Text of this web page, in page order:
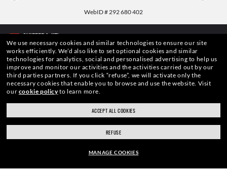
WebID #292 680 402
AVVERTENZE E INFORMAZIONI DI SICUREZZA SUI PRODOTTI
INFORMATIVA SULLA PROTEZIONE DEI DATI PERSONALI
We use necessary cookies and similar technologies to ensure our site
works efficiently. We’d also like to set optional cookies and similar
technologies for analytics, social and personalised advertising to help us
improve and monitor our activities and the activities carried out by our
third parties partners. If you click “refuse”, we will activate only the
necessary cookies that enable you to browse and use the website. Visit
our cookie policyto learn more.
ACCEPT ALL COOKIES
REFUSE
MANAGE COOKIES